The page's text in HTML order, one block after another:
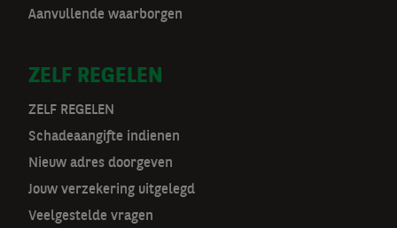
r
a
t
n
a
Aanvullende waarborgen
ZELF REGELEN
ZELF REGELEN
Schadeaangifte indienen
Nieuw adres doorgeven
Jouw verzekering uitgelegd
Veelgestelde vragen